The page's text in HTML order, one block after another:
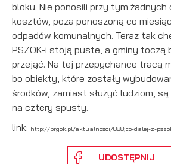
bloku. Nie ponosili przy tym
kosztów, poza ponoszoną co
odpadów komunalnych. Teraz tak
PSZOK-i stoją puste, a gminy toczą
przejąć. Na tej przepychance tracą
bo obiekty, które zostały
środków, zamiast służyć ludziom,
na cztery spusty.
link: http://prgok.pl/aktualnosci/888;co-dalej-z-
UDOSTĘPNIJ